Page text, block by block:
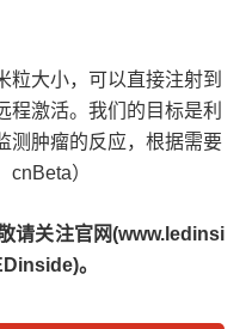
粒大小，可以直接注射到
程激活。我们的目标是利
测肿瘤的反应，根据需要
）
请关注官网(www.ledinsi
。